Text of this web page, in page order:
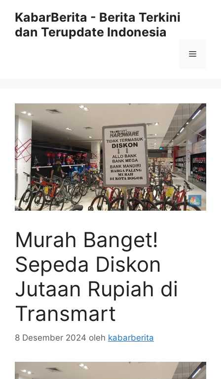
KabarBerita - Berita Terkini
dan Terupdate Indonesia
Menu
Murah Banget!
Sepeda Diskon
Jutaan Rupiah di
Transmart
8 Desember 2024 oleh kabarberita